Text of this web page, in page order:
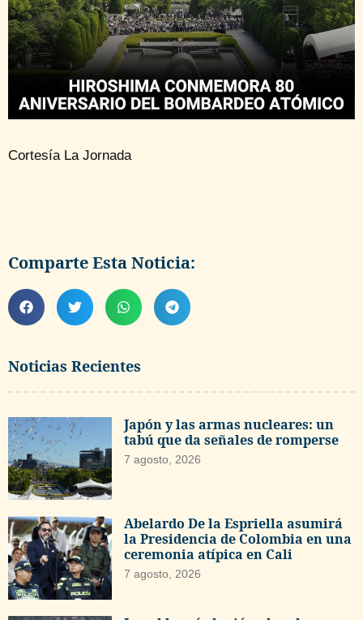
Noticias Recientes
Japón y las armas nucleares: un
tabú que da señales de romperse
7 agosto, 2026
Abelardo De la Espriella asumirá
la Presidencia de Colombia en una
ceremonia atípica en Cali
7 agosto, 2026
Cortesía La Jornada
Comparte Esta Noticia: